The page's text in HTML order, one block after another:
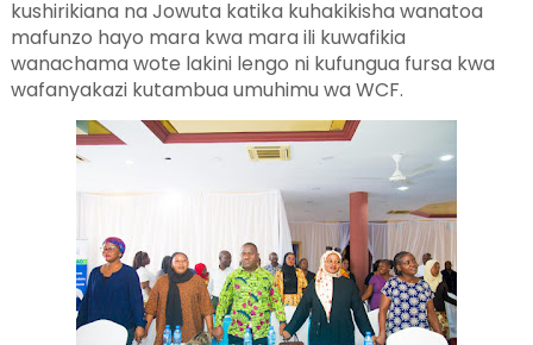
kushirikiana na Jowuta katika kuhakikisha wanatoa
mafunzo hayo mara kwa mara ili kuwafikia
wanachama wote lakini lengo ni kufungua fursa kwa
wafanyakazi kutambua umuhimu wa WCF.